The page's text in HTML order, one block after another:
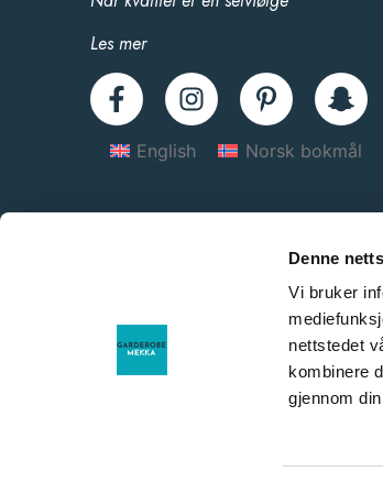
Denne
Vi bruker
nettstedet
kombinere
gjennom
Les mer
English Norsk bokmål